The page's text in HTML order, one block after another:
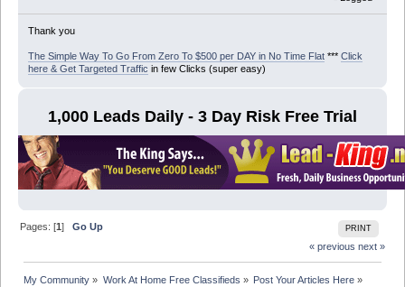
Thank you
The Simple Way To Go From Zero To $500 per DAY in No Time Flat*** Click
here & Get Targeted Traffic in few Clicks (super easy)
1,000 Leads Daily - 3 Day Risk Free Trial
PRINT
Pages: [1]Go Up
« previous next »
My Community » Work At Home Free Classifieds » Post Your Articles Here»